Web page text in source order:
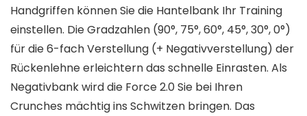
Handgriffen können Sie die Hantelbank Ihr Training
einstellen. Die Gradzahlen (90°, 75°, 60°, 45°, 30°, 0°)
für die 6-fach Verstellung (+ Negativverstellung) der
Rückenlehne erleichtern das schnelle Einrasten. Als
Negativbank wird die Force 2.0 Sie bei Ihren
Crunches mächtig ins Schwitzen bringen. Das